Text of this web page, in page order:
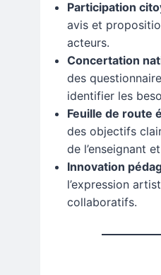
Participation
avis et
acteurs.
Concertation
des
identifier les
Feuille de route
des objectifs
de l’enseignant
Innovation
l’expression
collaboratifs.